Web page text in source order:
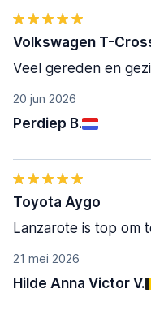
20 jun 2026
Perdiep B.
Volkswagen T-
Veel gereden en
21 mei 2026
Hilde Anna Victor V.
Toyota Aygo
Lanzarote is top om